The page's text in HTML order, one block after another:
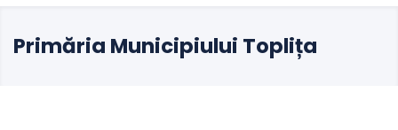
Primăria Municipiului Toplița